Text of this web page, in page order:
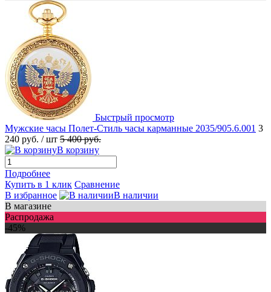
Быстрый просмотр
Мужские часы Полет-Стиль часы карманные 2035/905.6.001 3
240 руб. / шт 5 400 руб.
В корзину
Подробнее
Купить в 1 клик Сравнение
В избранное
В наличии
В магазине
Распродажа
-45%